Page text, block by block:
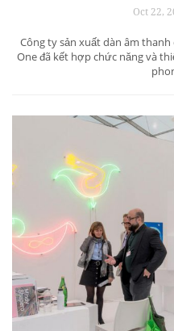
Oct 22,
Công ty sản xuất dàn âm
One đã kết hợp chức năng và